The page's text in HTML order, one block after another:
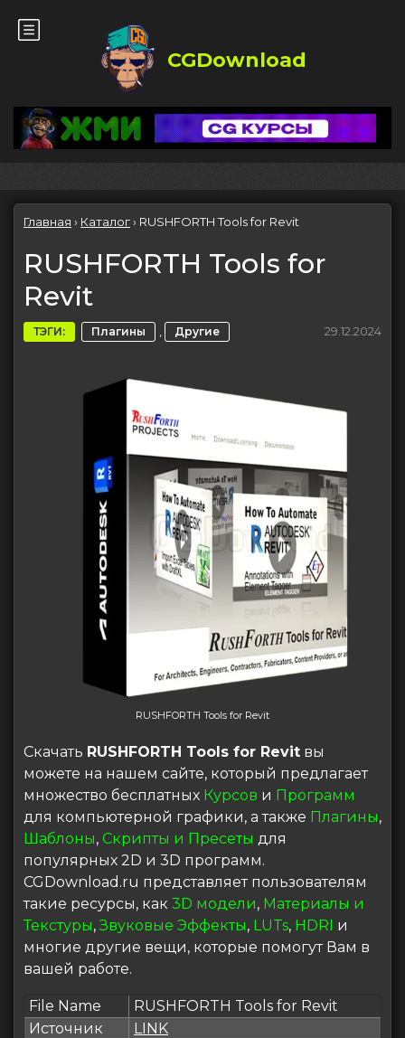
CGDownload
Главная › Каталог› RUSHFORTH Tools for Revit
RUSHFORTH Tools for
Revit
ТЭГИ: Плагины , Другие 29.12.2024
RUSHFORTH Tools for Revit
Скачать RUSHFORTH Tools for Revit вы
можете на нашем сайте, который предлагает
множество бесплатных Курсов и Программ
для компьютерной графики, а также Плагины,
Шаблоны, Скрипты и Пресеты для
популярных 2D и 3D программ.
CGDownload.ru представляет пользователям
такие ресурсы, как 3D модели, Материалы и
Текстуры,Звуковые Эффекты, LUTs, HDRI и
многие другие вещи, которые помогут Вам в
вашей работе.
File Name
RUSHFORTH Tools for Revit
Источник
LINK